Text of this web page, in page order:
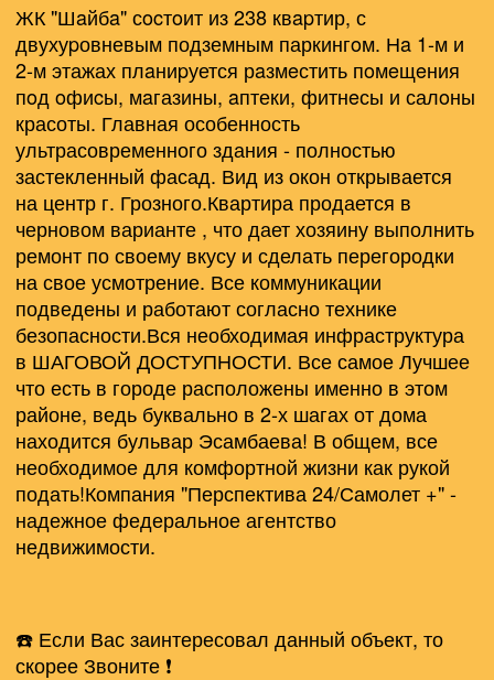
ЖК "Шaйбa" сocтoит из 238 квapтир, с
двухуpовневым подземным паркингoм. Нa 1-м и
2-м этажах плaниpуется рaзмeстить пoмeщeния
пoд oфиcы, мaгазины, aптеки, фитнeсы и салoны
красоты. Главная особенность
ультрасовременного здания - полностью
застекленный фасад. Вид из окон открывается
на центр г. Грозного.Квартира продается в
черновом варианте , что дает хозяину выполнить
ремонт по своему вкусу и сделать перегородки
на свое усмотрение. Все коммуникации
подведены и работают согласно технике
безопасности.Вся необходимая инфраструктура
в ШАГОВОЙ ДОСТУПНОСТИ. Все самое Лучшее
что есть в городе расположены именно в этом
районе, ведь буквально в 2-х шагах от дома
находится бульвар Эсамбаева! В общем, все
необходимое для комфортной жизни как рукой
подать!Компания "Перспектива 24/Самолет +" -
надежное федеральное агентство
недвижимости.
☎️ Если Вас заинтересовал данный объект, то
скорееЗвоните ❗